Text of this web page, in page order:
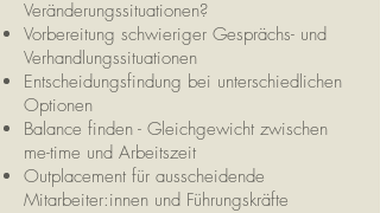
Veränderungssituationen?
Vorbereitung schwieriger Gesprächs- und
Verhandlungssituationen
Entscheidungsfindung bei unterschiedlichen
Optionen
Balance finden - Gleichgewicht zwischen
me-time und Arbeitszeit
Outplacement für ausscheidende
Mitarbeiter:innen und Führungskräfte